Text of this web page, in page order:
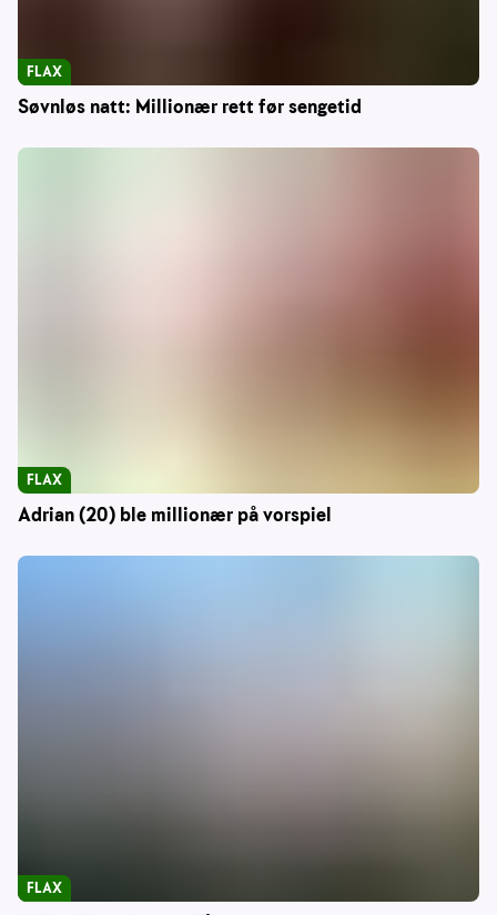
Søvnløs natt: Millionær rett før sengetid
FLAX
Adrian (20) ble millionær på vorspiel
FLAX
FLAX